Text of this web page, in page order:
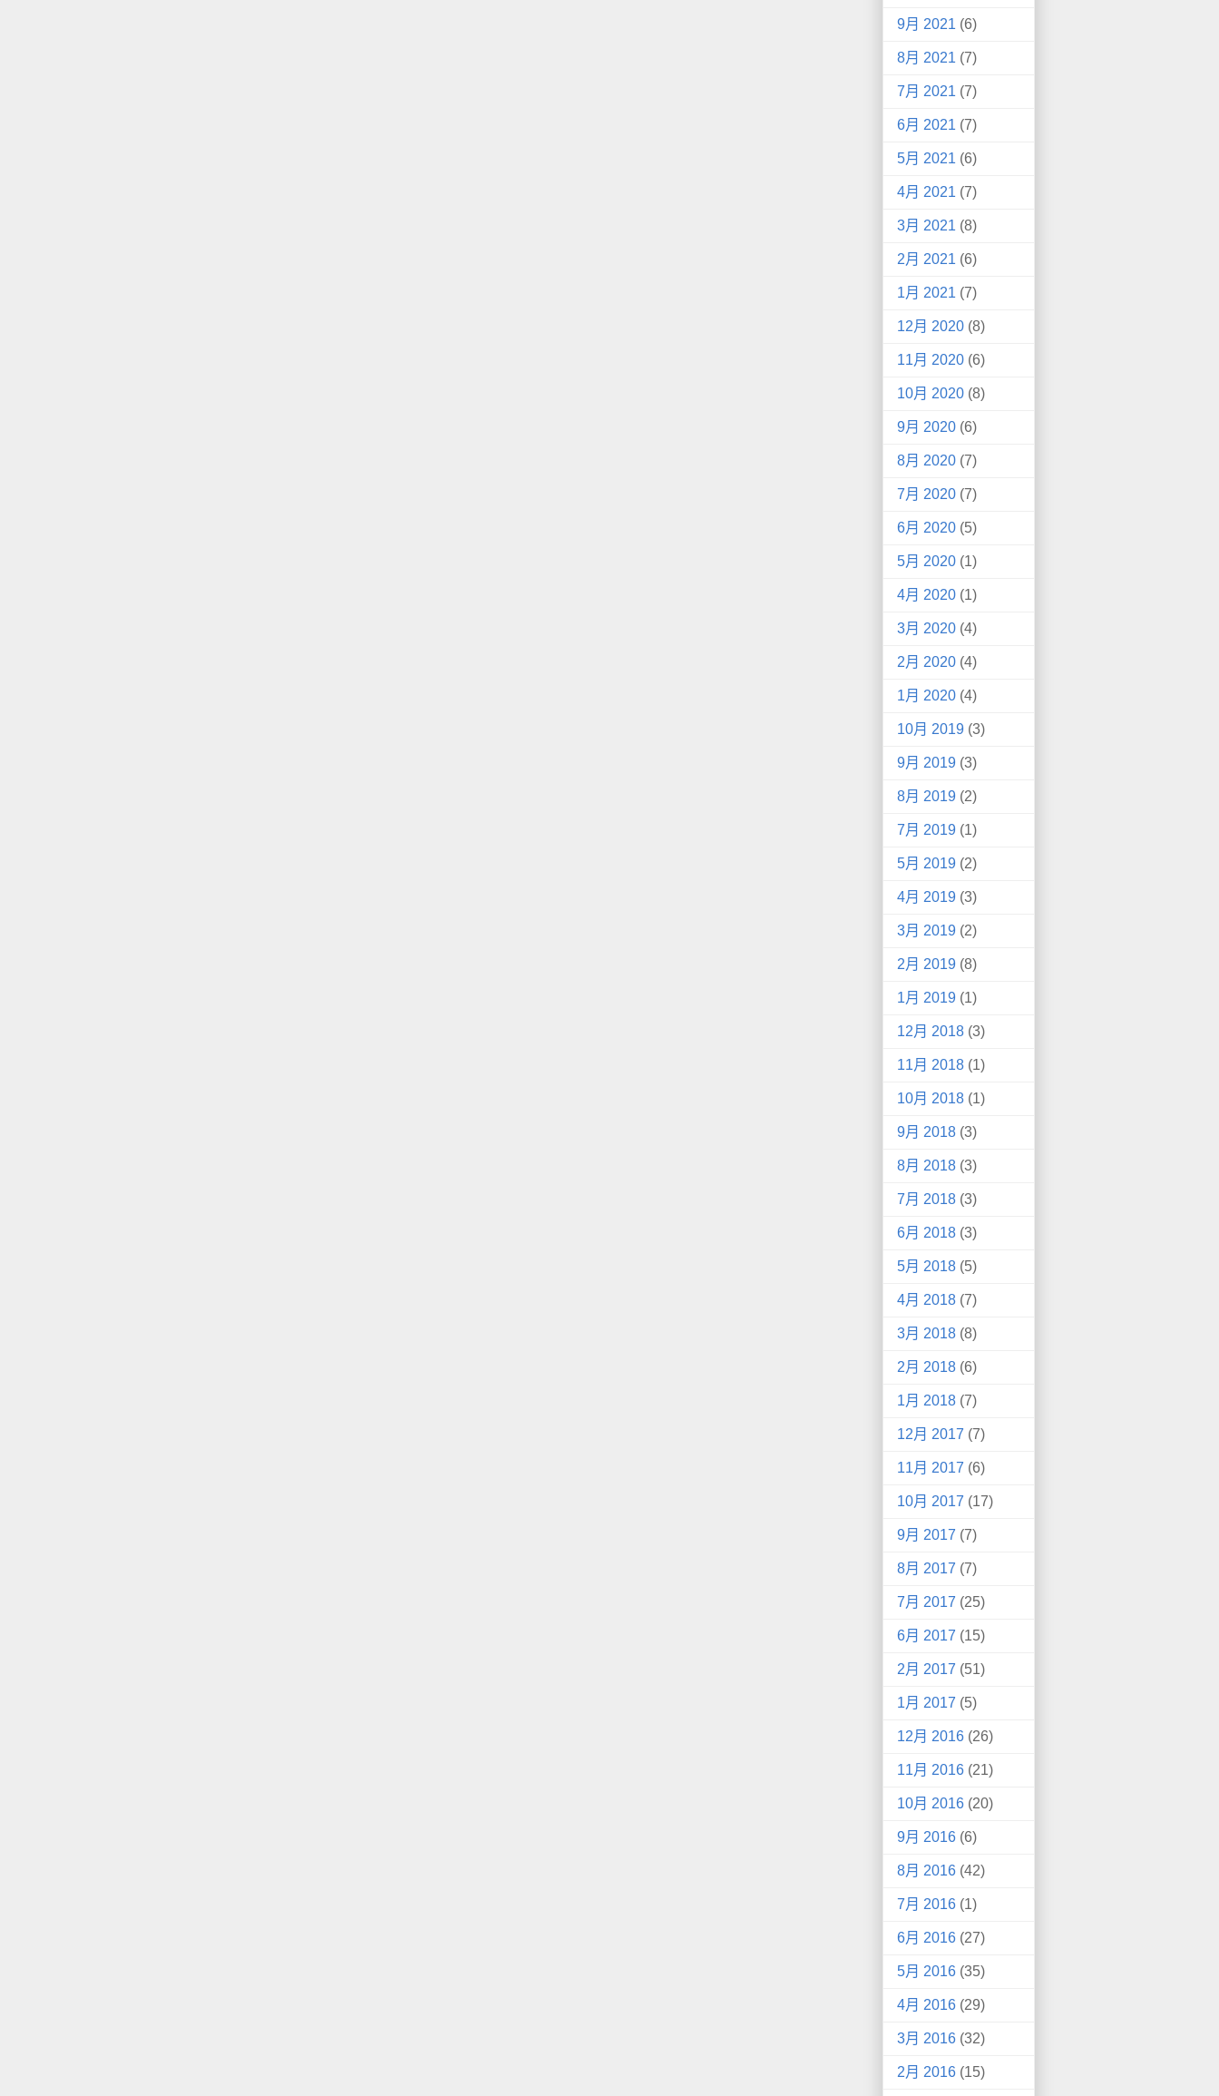
9月 2021 (6)
8月 2021 (7)
7月 2021 (7)
6月 2021 (7)
5月 2021 (6)
4月 2021 (7)
3月 2021 (8)
2月 2021 (6)
1月 2021 (7)
12月 2020 (8)
11月 2020 (6)
10月 2020 (8)
9月 2020 (6)
8月 2020 (7)
7月 2020 (7)
6月 2020 (5)
5月 2020 (1)
4月 2020 (1)
3月 2020 (4)
2月 2020 (4)
1月 2020 (4)
10月 2019 (3)
9月 2019 (3)
8月 2019 (2)
7月 2019 (1)
5月 2019 (2)
4月 2019 (3)
3月 2019 (2)
2月 2019 (8)
1月 2019 (1)
12月 2018 (3)
11月 2018 (1)
10月 2018 (1)
9月 2018 (3)
8月 2018 (3)
7月 2018 (3)
6月 2018 (3)
5月 2018 (5)
4月 2018 (7)
3月 2018 (8)
2月 2018 (6)
1月 2018 (7)
12月 2017 (7)
11月 2017 (6)
10月 2017 (17)
9月 2017 (7)
8月 2017 (7)
7月 2017 (25)
6月 2017 (15)
2月 2017 (51)
1月 2017 (5)
12月 2016 (26)
11月 2016 (21)
10月 2016 (20)
9月 2016 (6)
8月 2016 (42)
7月 2016 (1)
6月 2016 (27)
5月 2016 (35)
4月 2016 (29)
3月 2016 (32)
2月 2016 (15)